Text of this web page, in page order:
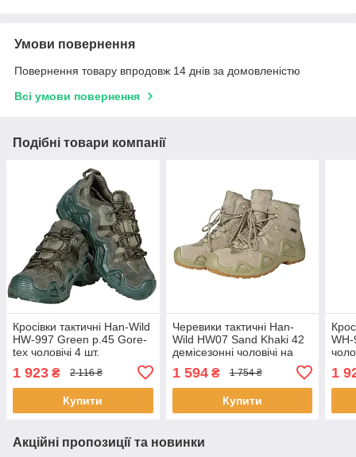
Умови повернення
Повернення товару впродовж 14 днів за домовленістю
Всі умови повернення
Подібні товари компанії
Кросівки тактичні Han-Wild
HW-997 Green р.45 Gore-
tex чоловічі 4 шт.
1 923 ₴ 2 116 ₴
Купити
Черевики тактичні Han-
Wild HW07 Sand Khaki 42
демісезонні чоловічі на
1 594₴ 1 754 ₴
Купити
1
Акційні пропозиції та новинки